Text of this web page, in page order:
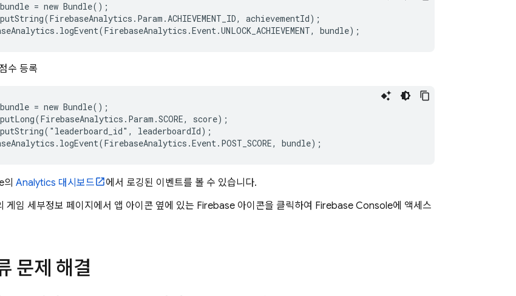
= new Bundle();
achievementId);
수 등록
= new Bundle();
score);
leaderboardId);
Analytics 대시보드
에서 로깅된 이벤트를 볼 수 있습니다.
게임 세부정보 페이지에서 앱 아이콘 옆에 있는 Firebase 아이콘을 클릭하여 Firebase Console에 액세스
문제 해결